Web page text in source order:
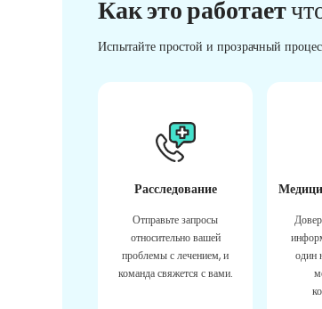
Как это работает
Испытайте простой и прозрачный
Расследование
Отправьте запросы
относительно вашей
проблемы с лечением, и
команда свяжется с вами.
один